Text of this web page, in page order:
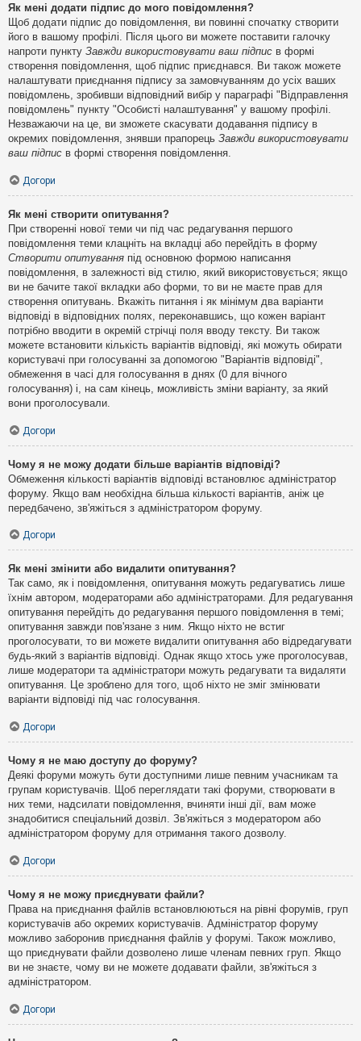
Як мені додати підпис до мого повідомлення?
Щоб додати підпис до повідомлення, ви повинні спочатку створити
його в вашому профілі. Після цього ви можете поставити галочку
напроти пункту Завжди використовувати ваш підпис в формі
створення повідомлення, щоб підпис приєднався. Ви також можете
налаштувати приєднання підпису за замовчуванням до усіх ваших
повідомлень, зробивши відповідний вибір у параграфі "Відправлення
повідомлень" пункту "Особисті налаштування" у вашому профілі.
Незважаючи на це, ви зможете скасувати додавання підпису в
окремих повідомлення, знявши прапорець Завжди використовувати
ваш підпис в формі створення повідомлення.
Догори
Як мені створити опитування?
При створенні нової теми чи під час редагування першого
повідомлення теми клацніть на вкладці або перейдіть в форму
Створити опитування під основною формою написання
повідомлення, в залежності від стилю, який використовується; якщо
ви не бачите такої вкладки або форми, то ви не маєте прав для
створення опитувань. Вкажіть питання і як мінімум два варіанти
відповіді в відповідних полях, переконавшись, що кожен варіант
потрібно вводити в окремій стрічці поля вводу тексту. Ви також
можете встановити кількість варіантів відповіді, які можуть обирати
користувачі при голосуванні за допомогою "Варіантів відповіді",
обмеження в часі для голосування в днях (0 для вічного
голосування) і, на сам кінець, можливість зміни варіанту, за який
вони проголосували.
Догори
Чому я не можу додати більше варіантів відповіді?
Обмеження кількості варіантів відповіді встановлює адміністратор
форуму. Якщо вам необхідна більша кількості варіантів, аніж це
передбачено, зв'яжіться з адміністратором форуму.
Догори
Як мені змінити або видалити опитування?
Так само, як і повідомлення, опитування можуть редагуватись лише
їхнім автором, модераторами або адміністраторами. Для редагування
опитування перейдіть до редагування першого повідомлення в темі;
опитування завжди пов'язане з ним. Якщо ніхто не встиг
проголосувати, то ви можете видалити опитування або відредагувати
будь-який з варіантів відповіді. Однак якщо хтось уже проголосував,
лише модератори та адміністратори можуть редагувати та видаляти
опитування. Це зроблено для того, щоб ніхто не зміг змінювати
варіанти відповіді під час голосування.
Догори
Чому я не маю доступу до форуму?
Деякі форуми можуть бути доступними лише певним учасникам та
групам користувачів. Щоб переглядати такі форуми, створювати в
них теми, надсилати повідомлення, вчиняти інші дії, вам може
знадобитися спеціальний дозвіл. Зв'яжіться з модератором або
адміністратором форуму для отримання такого дозволу.
Догори
Чому я не можу приєднувати файли?
Права на приєднання файлів встановлюються на рівні форумів, груп
користувачів або окремих користувачів. Адміністратор форуму
можливо заборонив приєднання файлів у форумі. Також можливо,
що приєднувати файли дозволено лише членам певних груп. Якщо
ви не знаєте, чому ви не можете додавати файли, зв'яжіться з
адміністратором.
Догори